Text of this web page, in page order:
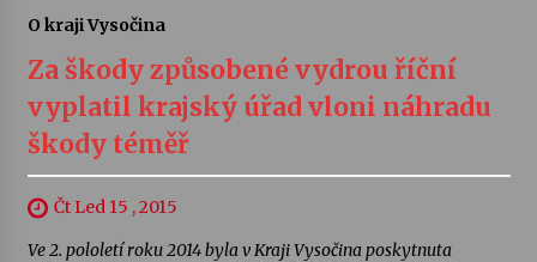
O kraji Vysočina
Za škody způsobené vydrou říční
vyplatil krajský úřad vloni náhradu
škody téměř
Čt Led 15 , 2015
Ve 2. pololetí roku 2014 byla v Kraji Vysočina poskytnuta